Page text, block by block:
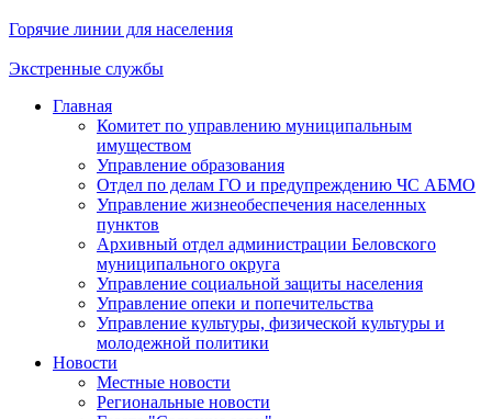
Горячие линии для населения
Экстренные службы
Главная
Комитет по управлению муниципальным
имуществом
Управление образования
Отдел по делам ГО и предупреждению ЧС АБМО
Управление жизнеобеспечения населенных
пунктов
Архивный отдел администрации Беловского
муниципального округа
Управление социальной защиты населения
Управление опеки и попечительства
Управление культуры, физической культуры и
молодежной политики
Новости
Местные новости
Региональные новости